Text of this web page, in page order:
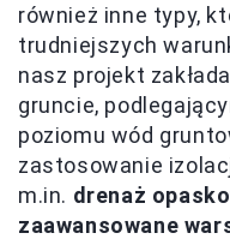
również inne typy,
trudniejszych
nasz projekt
gruncie,
poziomu wód
zastosowanie
m.in. drenaż
zaawansowane